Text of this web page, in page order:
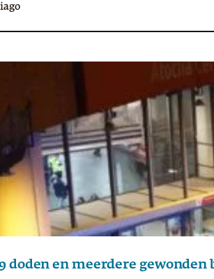
doden en meerdere